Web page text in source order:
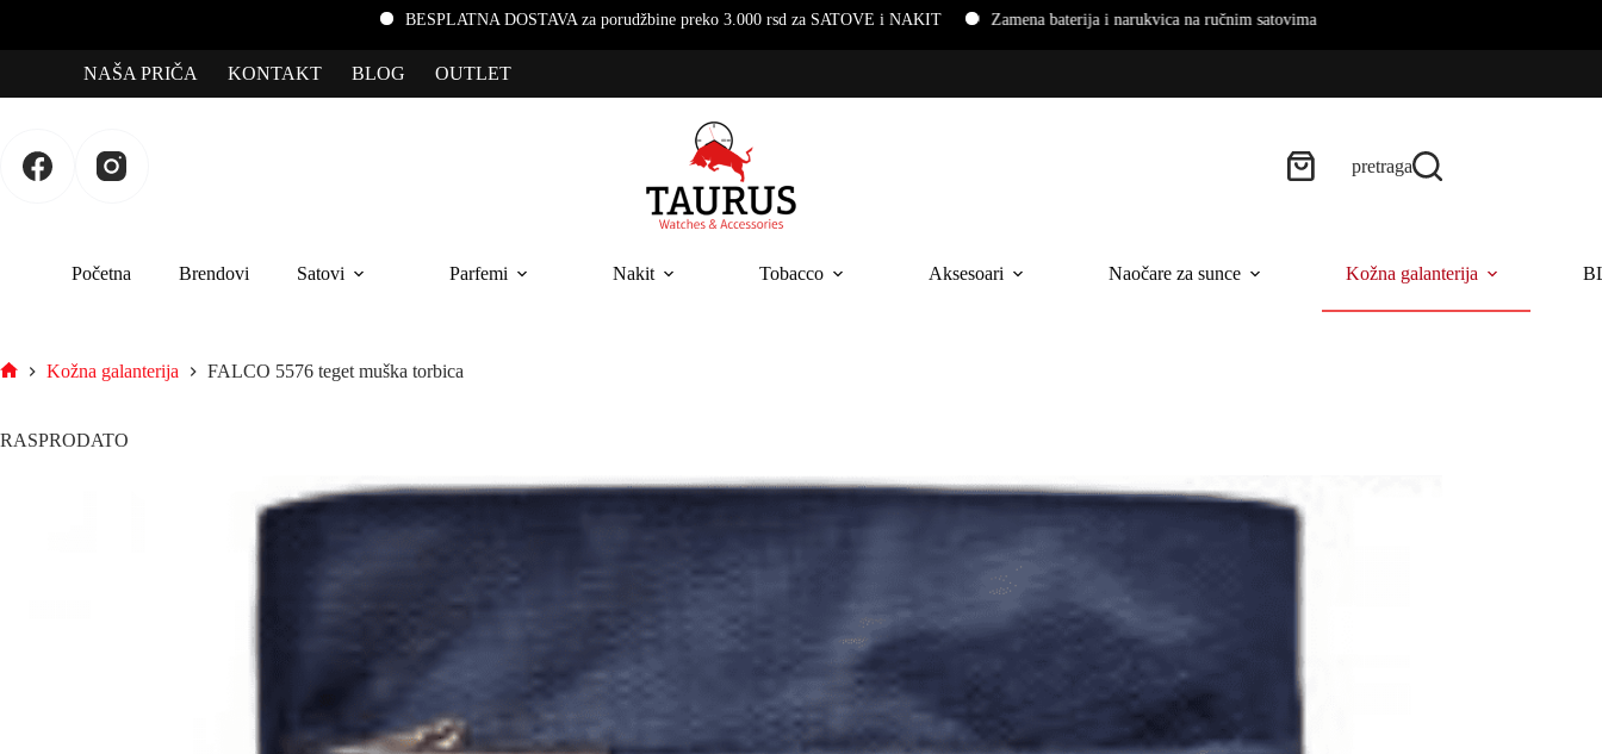
BESPLATNA DOSTAVA za porudžbine preko 3.000 rsd za SATOVE i NAKIT Zamena baterija i narukvica na ručnim satovima
NAŠA PRIČA KONTAKT BLOG OUTLET
pretraga
Početna Brendovi Satovi Parfemi Nakit Tobacco Aksesoari Naočare za sunce Kožna galanterija
Kožna galanterija FALCO 5576 teget muška torbica
RASPRODATO